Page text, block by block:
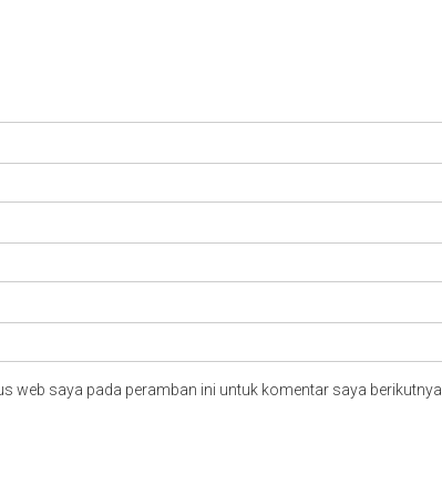
web saya pada peramban ini untuk komentar saya berikutnya.